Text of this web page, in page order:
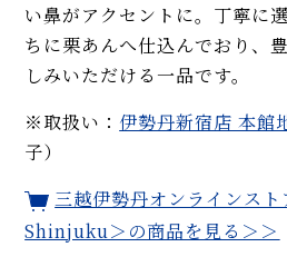
い鼻がアクセントに。丁寧に
ちに栗あんへ仕込んでおり、
しみいただける一品です。
※取扱い： 伊勢丹新宿店 本館
子）
三越伊勢丹オンラインス
Shinjuku＞の商品を見る＞＞